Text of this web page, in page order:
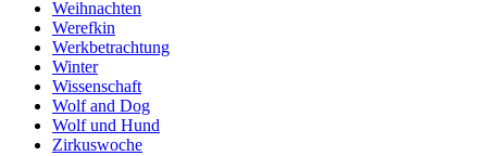
Weihnachten
Werefkin
Werkbetrachtung
Winter
Wissenschaft
Wolf and Dog
Wolf und Hund
Zirkuswoche